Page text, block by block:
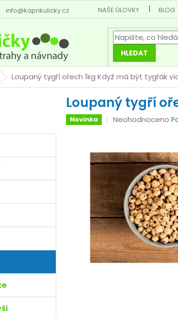
info@kaprikulicky.cz NAŠE ÚLOVKY BLOG
HLEDAT
Loupaný tygří ořech 1kg Když má být tygřák
Loupaný tygří
Novinka
Průměrné
je
0,0
5
hvězdiček.
Neohodnoceno